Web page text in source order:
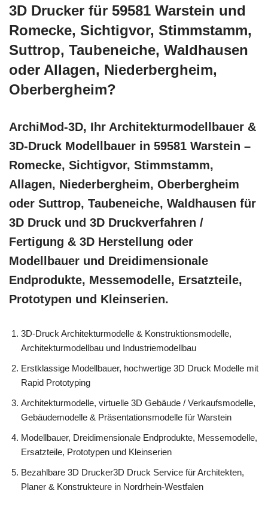
3D Drucker für 59581 Warstein und
Romecke, Sichtigvor, Stimmstamm,
Suttrop, Taubeneiche, Waldhausen
oder Allagen, Niederbergheim,
Oberbergheim?
ArchiMod-3D, Ihr Architekturmodellbauer &
3D-Druck Modellbauer in 59581 Warstein –
Romecke, Sichtigvor, Stimmstamm,
Allagen, Niederbergheim, Oberbergheim
oder Suttrop, Taubeneiche, Waldhausen für
3D Druck und 3D Druckverfahren /
Fertigung & 3D Herstellung oder
Modellbauer und Dreidimensionale
Endprodukte, Messemodelle, Ersatzteile,
Prototypen und Kleinserien.
3D-Druck Architekturmodelle & Konstruktionsmodelle,
Architekturmodellbau und Industriemodellbau
Erstklassige Modellbauer, hochwertige 3D Druck Modelle mit
Rapid Prototyping
Architekturmodelle, virtuelle 3D Gebäude / Verkaufsmodelle,
Gebäudemodelle & Präsentationsmodelle für Warstein
Modellbauer, Dreidimensionale Endprodukte, Messemodelle,
Ersatzteile, Prototypen und Kleinserien
Bezahlbare 3D Drucker3D Druck Service für Architekten,
Planer & Konstrukteure in Nordrhein-Westfalen